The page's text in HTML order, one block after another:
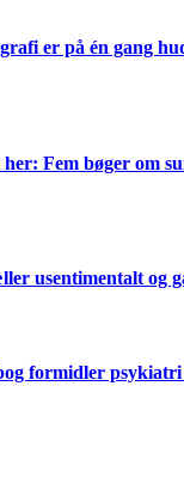
er på én gang
Fem bøger om
usentimentalt og
formidler psykiatri